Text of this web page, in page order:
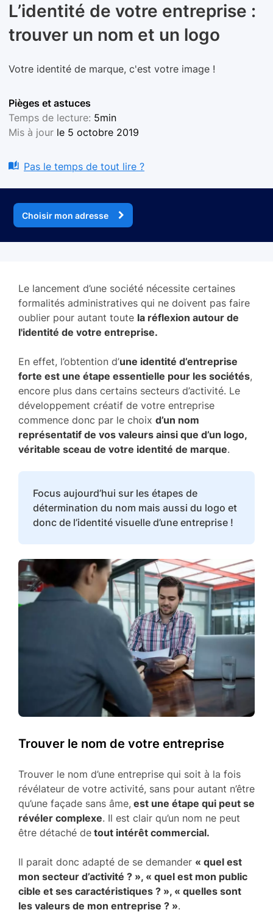
L’identité de votre entreprise :
trouver un nom et un logo
Votre identité de marque, c'est votre image !
Pièges et astuces
Temps de lecture: 5min
Mis à jour le 5 octobre 2019
Pas le temps de tout lire ?
Choisir mon adresse
Le lancement d’une société nécessite certaines
formalités administratives qui ne doivent pas faire
oublier pour autant toute la réflexion autour de
l'identité de votre entreprise.
En effet, l’obtention d’une identité d’entreprise
forte est une étape essentielle pour les sociétés,
encore plus dans certains secteurs d’activité. Le
développement créatif de votre entreprise
commence donc par le choix d’un nom
représentatif de vos valeurs ainsi que d’un logo,
véritable sceau de votre identité de marque.
Focus aujourd’hui sur les étapes de
détermination du nom mais aussi du logo et
donc de l’identité visuelle d’une entreprise !
Trouver le nom de votre entreprise
Trouver le nom d’une entreprise qui soit à la fois
révélateur de votre activité, sans pour autant n’être
qu’une façade sans âme, est une étape qui peut se
révéler complexe. Il est clair qu’un nom ne peut
être détaché de tout intérêt commercial.
Il parait donc adapté de se demander « quel est
mon secteur d’activité ? », « quel est mon public
cible et ses caractéristiques ? », « quelles sont
les valeurs de mon entreprise ? ».